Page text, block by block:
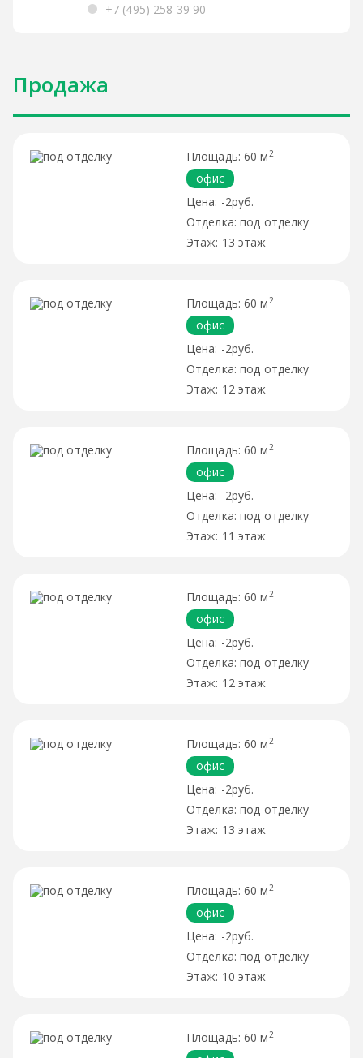
+7 (495) 258 39 90
Продажа
60 м 2
офис
-2руб.
под отделку
13 этаж
60 м 2
офис
-2руб.
под отделку
12 этаж
60 м 2
офис
-2руб.
под отделку
11 этаж
60 м 2
офис
-2руб.
под отделку
12 этаж
60 м 2
офис
-2руб.
под отделку
13 этаж
60 м 2
офис
-2руб.
под отделку
10 этаж
60 м 2